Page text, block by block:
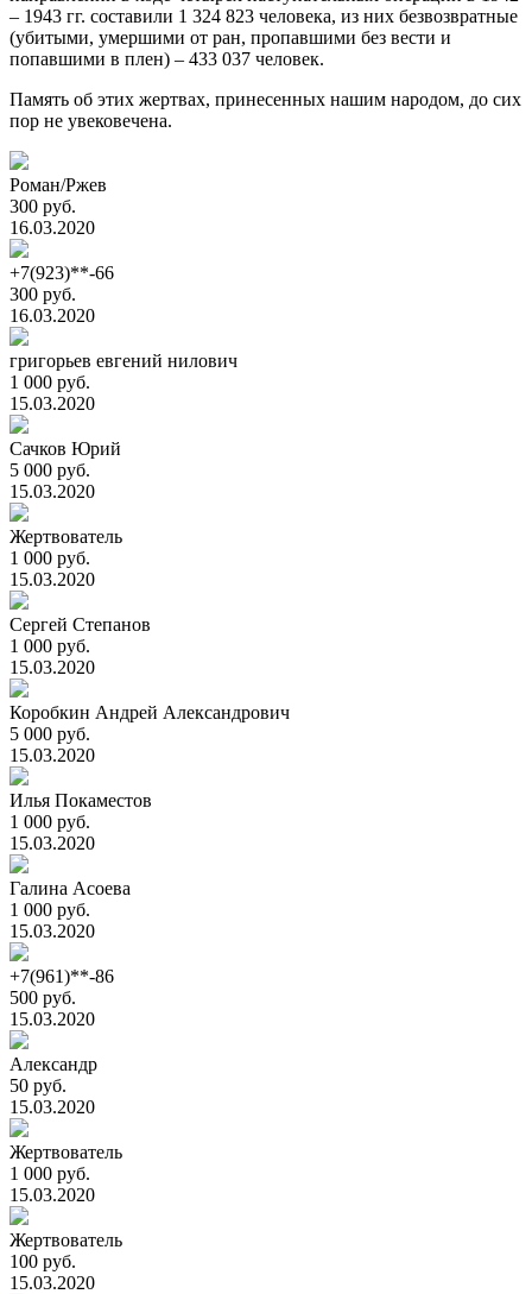
– 1943 гг. составили 1 324 823 человека, из них безвозвратные
(убитыми, умершими от ран, пропавшими без вести и
попавшими в плен) – 433 037 человек.
Память об этих жертвах, принесенных нашим народом, до сих
пор не увековечена.
Роман/Ржев
300 руб.
16.03.2020
+7(923)**-66
300 руб.
16.03.2020
григорьев евгений нилович
1 000 руб.
15.03.2020
Сачков Юрий
5 000 руб.
15.03.2020
Жертвователь
1 000 руб.
15.03.2020
Сергей Степанов
1 000 руб.
15.03.2020
Коробкин Андрей Александрович
5 000 руб.
15.03.2020
Илья Покаместов
1 000 руб.
15.03.2020
Галина Асоева
1 000 руб.
15.03.2020
+7(961)**-86
500 руб.
15.03.2020
Александр
50 руб.
15.03.2020
Жертвователь
1 000 руб.
15.03.2020
Жертвователь
100 руб.
15.03.2020